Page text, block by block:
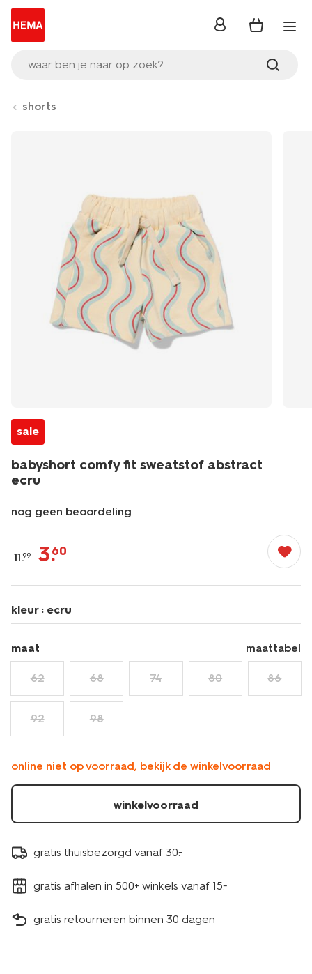
waar ben je naar op zoek?
inloggen
shorts
sale
babyshort comfy fit sweatstof abstract
ecru
nog geen beoordeling
broeken/kort/babyshort-
comfy-
sweatstof-
abstract-
ecru-
11.99 3.60
kleur : ecru
maat maattabel
62 68 74 80 86
92 98
online niet op voorraad, bekijk de winkelvoorraad
winkelvoorraad
gratis thuisbezorgd vanaf 30.-
gratis afhalen in 500+ winkels vanaf 15.-
gratis retourneren binnen 30 dagen